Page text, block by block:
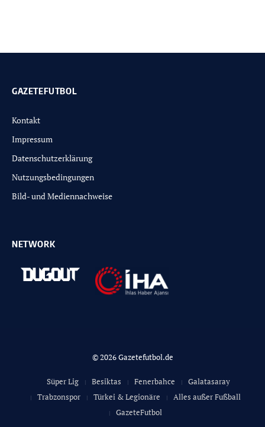
GAZETEFUTBOL
Kontakt
Impressum
Datenschutzerklärung
Nutzungsbedingungen
Bild- und Mediennachweise
NETWORK
© 2026 Gazetefutbol.de
Süper Lig Besiktas Fenerbahce
Galatasaray
Trabzonspor
Türkei & Legionäre
Alles außer Fußball
GazeteFutbol